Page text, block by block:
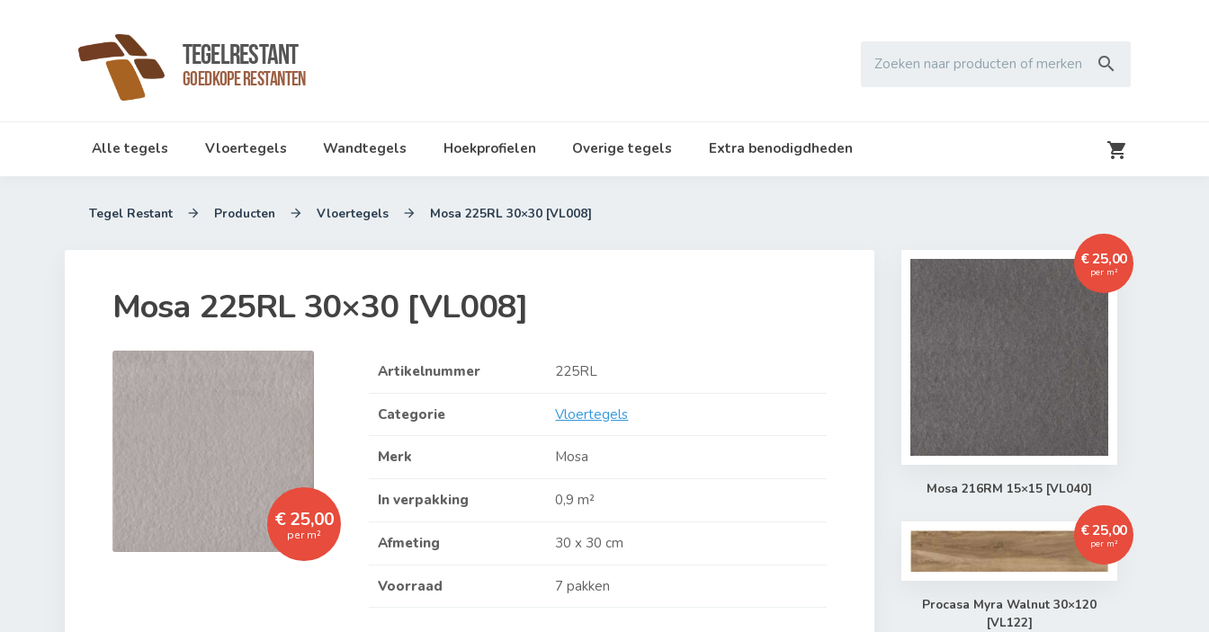
TegelRestant
Goedkope Restanten

Zoeken naar producten of merken
Alle tegels Vloertegels Wandtegels Hoekprofielen Overige tegels Extra benodigdheden 
Tegel Restant  Producten  Vloertegels  Mosa 225RL 30×30 [VL008]
Mosa 225RL 30×30 [VL008]
€ 25,00
per m²
Artikelnummer 225RL
Categorie Vloertegels
Merk Mosa
In verpakking 0,9 m²
Afmeting 30 x 30 cm
Voorraad 7 pakken
Mosa 216RM 15×15 [VL040]
€ 25,00
per m²
Procasa Myra Walnut 30×120
[VL122]
€ 25,00
per m²